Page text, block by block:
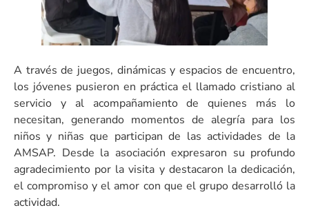
A través de juegos, dinámicas y espacios de encuentro,
los jóvenes pusieron en práctica el llamado cristiano al
servicio y al acompañamiento de quienes más lo
necesitan, generando momentos de alegría para los
niños y niñas que participan de las actividades de la
AMSAP. Desde la asociación expresaron su profundo
agradecimiento por la visita y destacaron la dedicación,
el compromiso y el amor con que el grupo desarrolló la
actividad.